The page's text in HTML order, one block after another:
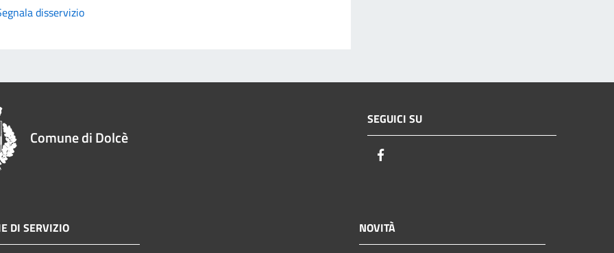
disservizio
Comune di Dolcè
SEGUICI SU
DI SERVIZIO NOVITÀ